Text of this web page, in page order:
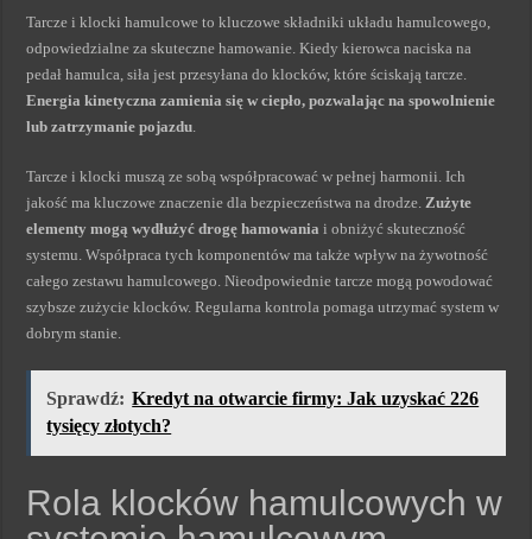
Tarcze i klocki hamulcowe to kluczowe składniki układu hamulcowego,
odpowiedzialne za skuteczne hamowanie. Kiedy kierowca naciska na
pedał hamulca, siła jest przesyłana do klocków, które ściskają tarcze.
Energia kinetyczna zamienia się w ciepło, pozwalając na spowolnienie
lub zatrzymanie pojazdu.
Tarcze i klocki muszą ze sobą współpracować w pełnej harmonii. Ich
jakość ma kluczowe znaczenie dla bezpieczeństwa na drodze.Zużyte
elementy mogą wydłużyć drogę hamowania i obniżyć skuteczność
systemu. Współpraca tych komponentów ma także wpływ na żywotność
całego zestawu hamulcowego. Nieodpowiednie tarcze mogą powodować
szybsze zużycie klocków. Regularna kontrola pomaga utrzymać system w
dobrym stanie.
Sprawdź: Kredyt na otwarcie firmy: Jak uzyskać 226
tysięcy złotych?
Rola klocków hamulcowych w